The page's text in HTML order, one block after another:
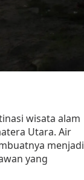
wisata alam
Utara. Air
menjadi
yang